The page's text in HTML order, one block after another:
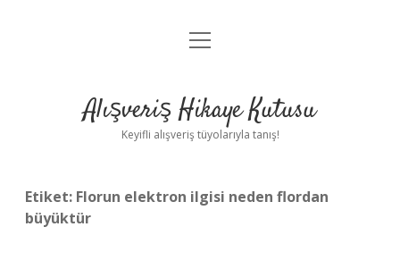
Anasayfa
Yasal Uyarı
menüyü
Alışveriş Hikaye Kutusu
Keyifli alışveriş tüyolarıyla tanış!
Etiket: Florun elektron ilgisi neden flordan
büyüktür